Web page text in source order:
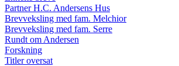
Partner H.C. Andersens Hus
Brevveksling med fam. Melchior
Brevveksling med fam. Serre
Rundt om Andersen
Forskning
Titler oversat